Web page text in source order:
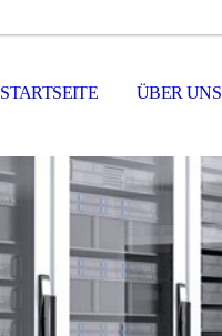
STARTSEITE ÜBER UNS